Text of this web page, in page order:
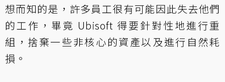
想而知的是，許多員工很有可能因此失去他們
的工作，畢竟 Ubisoft 得要針對性地進行重
組，捨棄一些非核心的資產以及進行自然耗
損。